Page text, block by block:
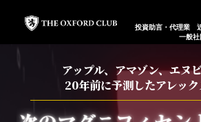
投資助言・代理業
一般社
アップル、アマゾン、エヌ
20年前に予測したアレッ